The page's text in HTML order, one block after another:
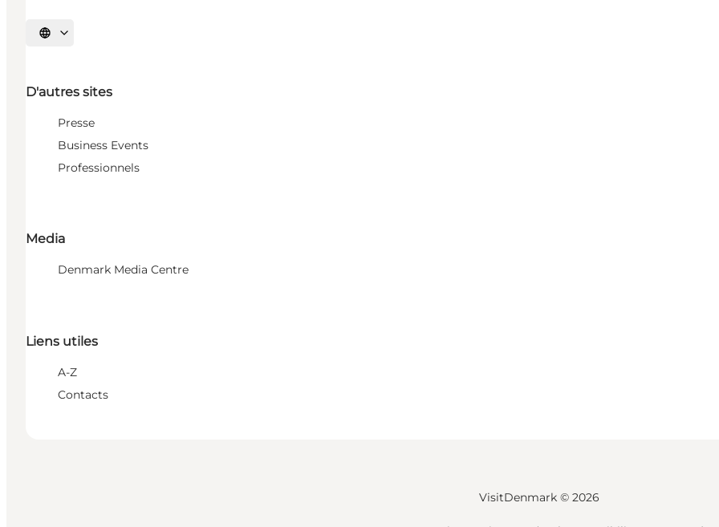
Choisissez la langue
D'autres sites
Presse
Business Events
Professionnels
Media
Denmark Media Centre
Liens utiles
A-Z
Contacts
VisitDenmark © 2026